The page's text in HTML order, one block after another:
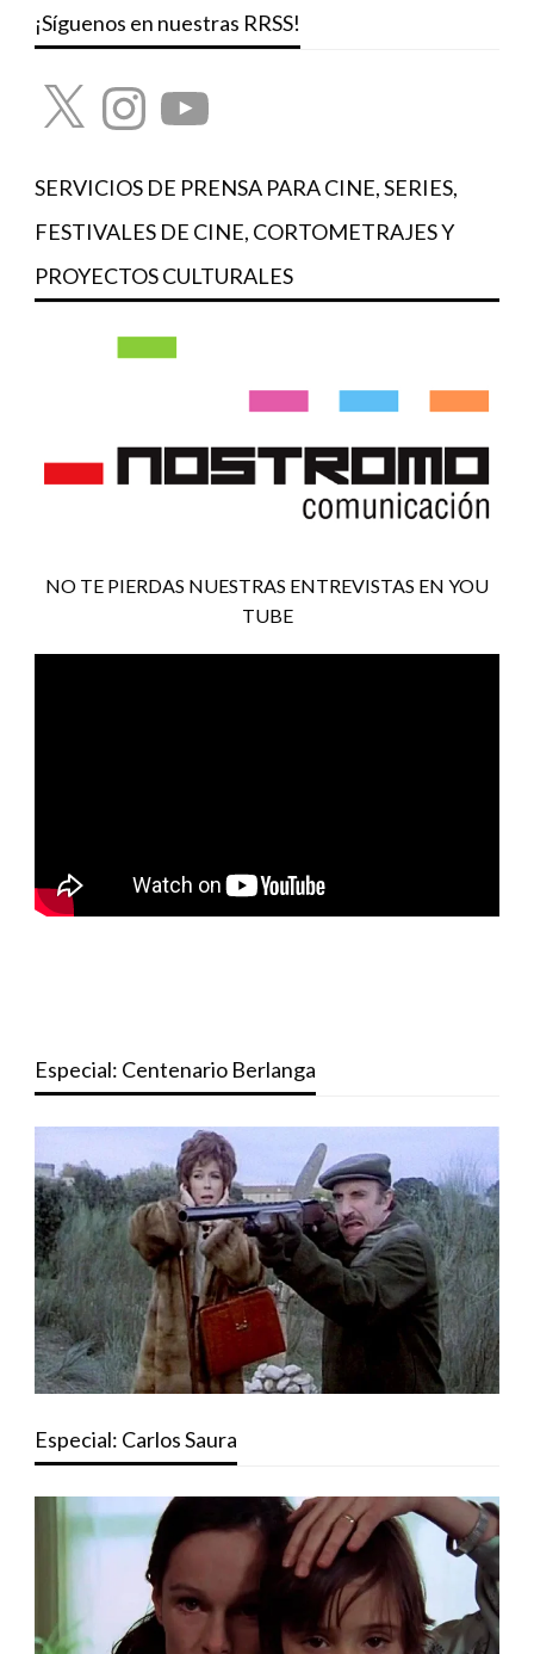
¡Síguenos en nuestras RRSS!
X InstagramYouTube
SERVICIOS DE PRENSA PARA CINE, SERIES,
FESTIVALES DE CINE, CORTOMETRAJES Y
PROYECTOS CULTURALES
NO TE PIERDAS NUESTRAS ENTREVISTAS EN YOU
TUBE
Especial: Centenario Berlanga
Especial: Carlos Saura